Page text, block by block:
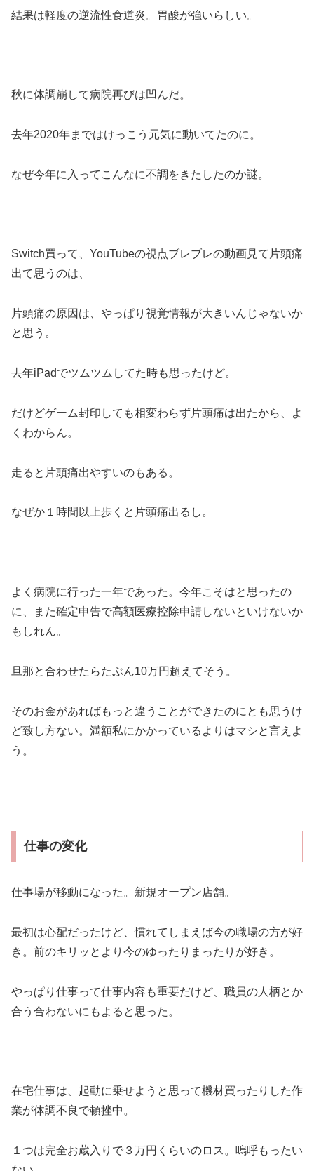
結果は軽度の逆流性食道炎。胃酸が強いらしい。
秋に体調崩して病院再びは凹んだ。
去年2020年まではけっこう元気に動いてたのに。
なぜ今年に入ってこんなに不調をきたしたのか謎。
Switch買って、YouTubeの視点ブレブレの動画見て片頭痛
出て思うのは、
片頭痛の原因は、やっぱり視覚情報が大きいんじゃないか
と思う。
去年iPadでツムツムしてた時も思ったけど。
だけどゲーム封印しても相変わらず片頭痛は出たから、よ
くわからん。
走ると片頭痛出やすいのもある。
なぜか１時間以上歩くと片頭痛出るし。
よく病院に行った一年であった。今年こそはと思ったの
に、また確定申告で高額医療控除申請しないといけないか
もしれん。
旦那と合わせたらたぶん10万円超えてそう。
そのお金があればもっと違うことができたのにとも思うけ
ど致し方ない。満額私にかかっているよりはマシと言えよ
う。
仕事の変化
仕事場が移動になった。新規オープン店舗。
最初は心配だったけど、慣れてしまえば今の職場の方が好
き。前のキリッとより今のゆったりまったりが好き。
やっぱり仕事って仕事内容も重要だけど、職員の人柄とか
合う合わないにもよると思った。
在宅仕事は、起動に乗せようと思って機材買ったりした作
業が体調不良で頓挫中。
１つは完全お蔵入りで３万円くらいのロス。嗚呼もったい